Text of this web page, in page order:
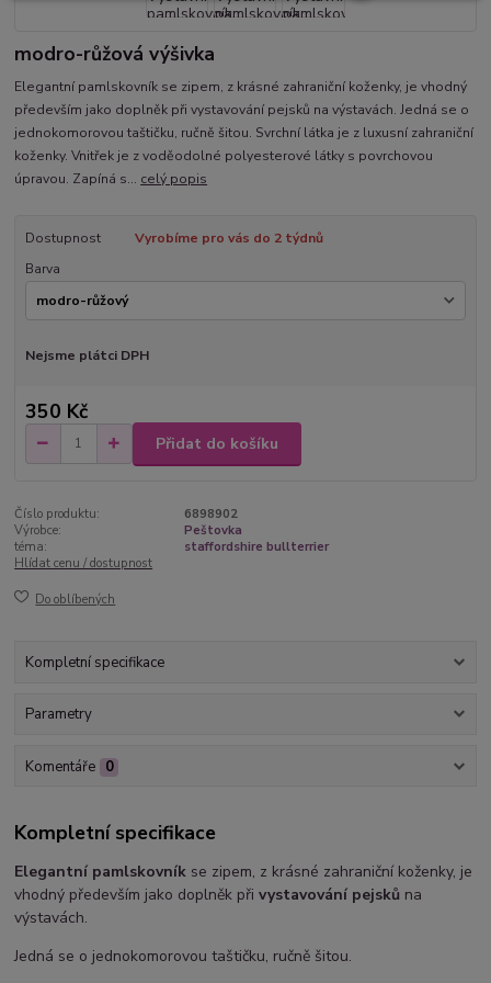
modro-růžová výšivka
Elegantní pamlskovník se zipem, z krásné zahraniční koženky, je vhodný
především jako doplněk při vystavování pejsků na výstavách. Jedná se o
jednokomorovou taštičku, ručně šitou. Svrchní látka je z luxusní zahraniční
koženky. Vnitřek je z voděodolné polyesterové látky s povrchovou
úpravou. Zapíná s... celý popis
Dostupnost
Vyrobíme pro vás do 2 týdnů
Barva
Nejsme plátci DPH
350 Kč
Přidat do košíku
Číslo produktu:
6898902
Výrobce:
Peštovka
téma:
staffordshire bullterrier
Hlídat cenu / dostupnost
Do oblíbených
Kompletní specifikace
Parametry
Komentáře 0
Kompletní specifikace
Elegantní pamlskovník se zipem, z krásné zahraniční koženky, je
vhodný především jako doplněk při vystavování pejsků na
výstavách.
Jedná se o jednokomorovou taštičku, ručně šitou.